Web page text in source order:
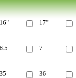
16" 17"
6.5 7
35 36